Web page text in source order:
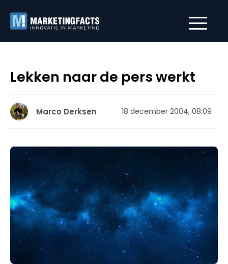
Lekken naar de pers werkt
Marco Derksen 18 december 2004, 08:09